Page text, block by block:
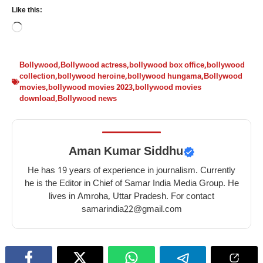
स्किन
के
लिए
10
फायदे
10
tomato
सर्दियों
में
शहद
10
बेहतरीन
–
benefits
in
सर्दियों
में
चुकंदर
10
फायदे
10
eating
beetroot
सर्दियों
में
किशमिश
10
गज़ब
फायदे
amazing
benefits
raisins
winter
Like this:
Loading…
Bollywood,Bollywood actress,bollywood box office,bollywood
collection,bollywood heroine,bollywood hungama,Bollywood
movies,bollywood movies 2023,bollywood movies
download,Bollywood news
Aman Kumar Siddhu
He has 19 years of experience in journalism. Currently
he is the Editor in Chief of Samar India Media Group. He
lives in Amroha, Uttar Pradesh. For contact
samarindia22@gmail.com